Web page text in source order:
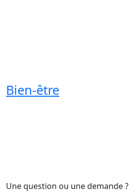
Bien-être
Une question ou une demande ?